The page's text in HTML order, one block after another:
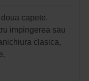
capete.
impingerea sau
clasica,